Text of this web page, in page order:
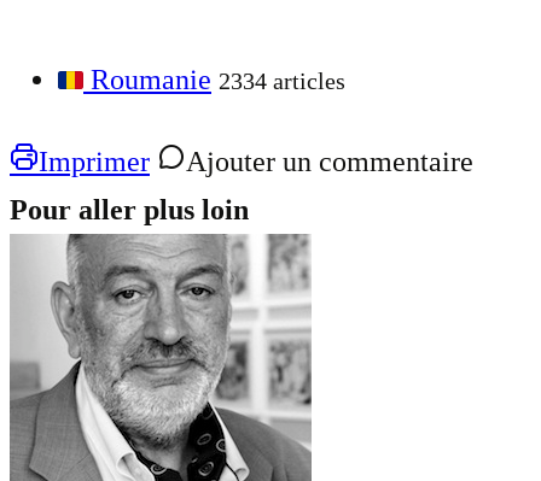
Roumanie 2334 articles
Imprimer
Ajouter un commentaire
Pour aller plus loin